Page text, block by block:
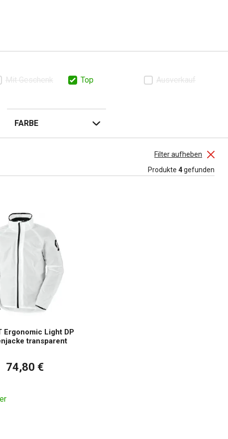
Mit Geschenk Top Ausverkauf
FARBE
Filter aufheben
Produkte 4gefunden
Ergonomic Light DP
transparent
74,80 €